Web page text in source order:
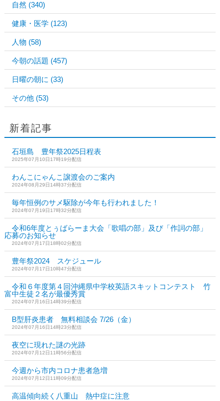
自然 (340)
健康・医学 (123)
人物 (58)
今朝の話題 (457)
日曜の朝に (33)
その他 (53)
新着記事
石垣島 豊年祭2025日程表
2025年07月10日17時19分配信
わんこにゃんこ譲渡会のご案内
2024年08月29日14時37分配信
毎年恒例のサメ駆除が今年も行われました！
2024年07月19日17時32分配信
令和6年度とぅばらーま大会「歌唱の部」及び「作詞の部」
応募のお知らせ
2024年07月17日18時02分配信
豊年祭2024 スケジュール
2024年07月17日10時47分配信
令和６年度第４回沖縄県中学校英語スキットコンテスト 竹
富中生徒２名が最優秀賞
2024年07月16日14時39分配信
B型肝炎患者 無料相談会 7/26（金）
2024年07月16日14時23分配信
夜空に現れた謎の光跡
2024年07月12日11時56分配信
今週から市内コロナ患者急増
2024年07月12日11時09分配信
高温傾向続く八重山 熱中症に注意